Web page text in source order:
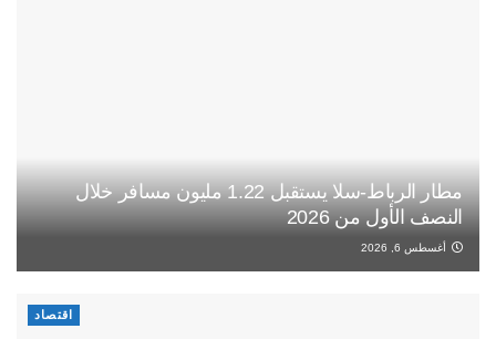
مطار الرباط-سلا يستقبل 1.22 مليون مسافر خلال
النصف الأول من 2026
أغسطس 6, 2026
اقتصاد